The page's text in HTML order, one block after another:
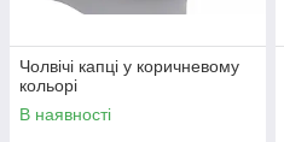
Чолвічі капці у коричневому
кольорі
В наявності